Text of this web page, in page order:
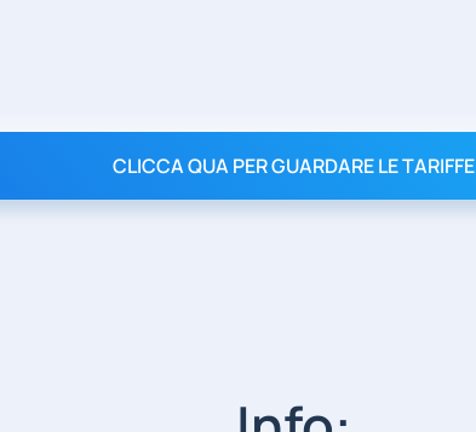
CLICCA QUA PER GUARDARE LE TARIFFE